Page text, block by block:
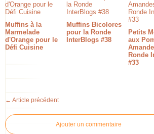
Muffins à la
Marmelade
d'Orange pour le
Défi Cuisine
Muffins Bicolores
pour la Ronde
InterBlogs #38
Petits
aux
Ronde
#33
← Article précédent
Ajouter un commentaire